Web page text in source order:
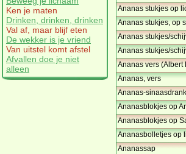
Ken je maten
Drinken, drinken, drinken
Val af, maar blijf eten
De wekker is je vriend
Van uitstel komt afstel
Afvallen doe je niet
alleen
Ananas stukjes op
Ananas stukjes, op
Ananas stukjes/
Ananas stukjes/
Ananas vers (Albert
Ananas, vers
Ananas-
Ananasblokjes op
Ananasblokjes op
Ananasbolletjes op
Ananassap